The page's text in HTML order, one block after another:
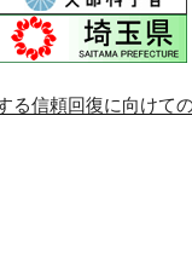
る信頼回復に向けて